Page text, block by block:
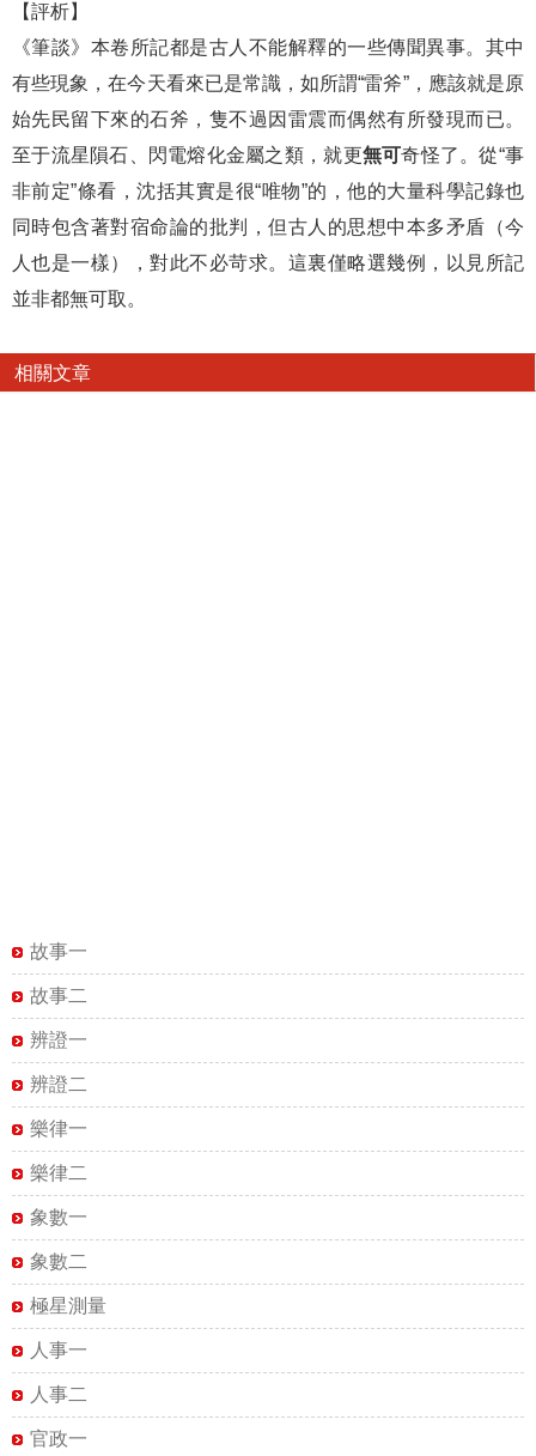
【評析】
《筆談》本卷所記都是古人不能解釋的一些傳聞異事。其中
有些現象，在今天看來已是常識，如所謂“雷斧”，應該就是原
始先民留下來的石斧，隻不過因雷震而偶然有所發現而已。
至于流星隕石、閃電熔化金屬之類，就更無可奇怪了。從“事
非前定”條看，沈括其實是很“唯物”的，他的大量科學記錄也
同時包含著對宿命論的批判，但古人的思想中本多矛盾（今
人也是一樣），對此不必苛求。這裏僅略選幾例，以見所記
並非都無可取。
相關文章
故事一
故事二
辨證一
辨證二
樂律一
樂律二
象數一
象數二
極星測量
人事一
人事二
官政一